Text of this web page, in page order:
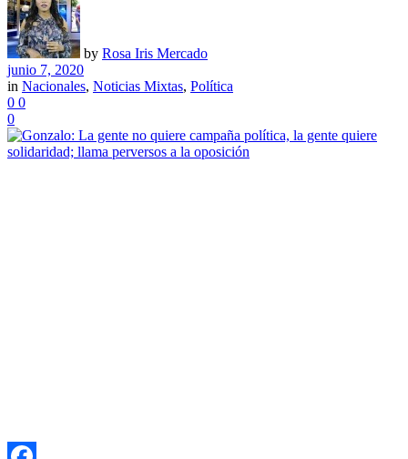
by Rosa Iris Mercado
junio 7, 2020
in Nacionales, Noticias Mixtas, Política
0 0
0